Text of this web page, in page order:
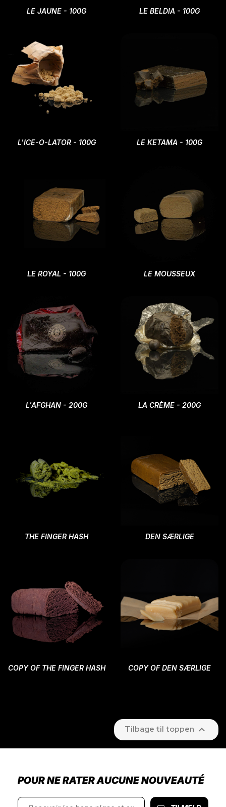
LE JAUNE - 100G LE BELDIA - 100G
L'ICE-O-LATOR - 100G LE KETAMA - 100G
LE ROYAL - 100G LE MOUSSEUX
L'AFGHAN - 200G LA CRÈME - 200G
THE FINGER HASH DEN SÆRLIGE
COPY OF THE FINGER HASH COPY OF DEN SÆRLIGE
Tilbage til toppen 
POUR NE RATER AUCUNE NOUVEAUTÉ